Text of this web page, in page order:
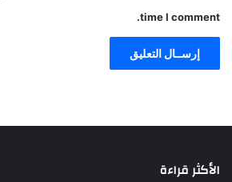
time I comment.
الأكثر قراءة